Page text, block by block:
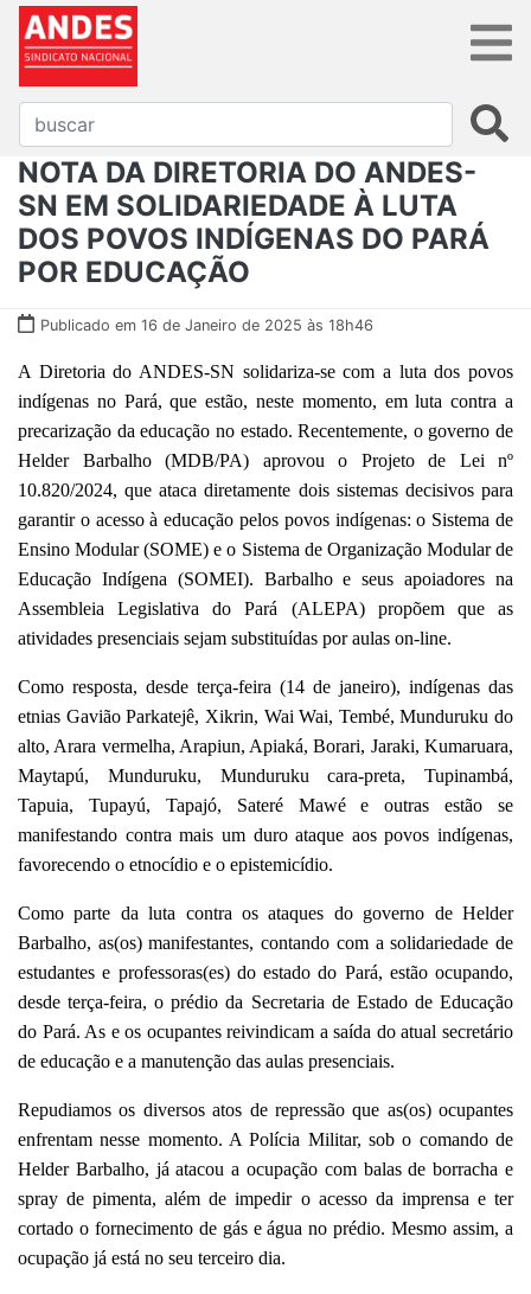
NOTA DA DIRETORIA DO ANDES-
SN EM SOLIDARIEDADE À LUTA
DOS POVOS INDÍGENAS DO PARÁ
POR EDUCAÇÃO
Publicado em 16 de Janeiro de 2025 às 18h46
A Diretoria do ANDES-SN solidariza-se com a luta dos povos
indígenas no Pará, que estão, neste momento, em luta contra a
precarização da educação no estado. Recentemente, o governo de
Helder Barbalho (MDB/PA) aprovou o Projeto de Lei nº
10.820/2024, que ataca diretamente dois sistemas decisivos para
garantir o acesso à educação pelos povos indígenas: o Sistema de
Ensino Modular (SOME) e o Sistema de Organização Modular de
Educação Indígena (SOMEI). Barbalho e seus apoiadores na
Assembleia Legislativa do Pará (ALEPA) propõem que as
atividades presenciais sejam substituídas por aulas on-line.
Como resposta, desde terça-feira (14 de janeiro), indígenas das
etnias Gavião Parkatejê, Xikrin, Wai Wai, Tembé, Munduruku do
alto, Arara vermelha, Arapiun, Apiaká, Borari, Jaraki, Kumaruara,
Maytapú, Munduruku, Munduruku cara-preta, Tupinambá,
Tapuia, Tupayú, Tapajó, Sateré Mawé e outras estão se
manifestando contra mais um duro ataque aos povos indígenas,
favorecendo o etnocídio e o epistemicídio.
Como parte da luta contra os ataques do governo de Helder
Barbalho, as(os) manifestantes, contando com a solidariedade de
estudantes e professoras(es) do estado do Pará, estão ocupando,
desde terça-feira, o prédio da Secretaria de Estado de Educação
do Pará. As e os ocupantes reivindicam a saída do atual secretário
de educação e a manutenção das aulas presenciais.
Repudiamos os diversos atos de repressão que as(os) ocupantes
enfrentam nesse momento. A Polícia Militar, sob o comando de
Helder Barbalho, já atacou a ocupação com balas de borracha e
spray de pimenta, além de impedir o acesso da imprensa e ter
cortado o fornecimento de gás e água no prédio. Mesmo assim, a
ocupação já está no seu terceiro dia.